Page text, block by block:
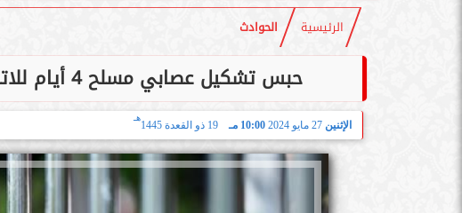
الرئيسية الحوادث
حبس تشكيل عصابي مسلح 4 أيام للاتجار بالمخدرات وحيازة أسلحة بالمنوفية
الإثنين 27 مايو 2024 10:00 مـ 19 ذو القعدة 1445
هـ